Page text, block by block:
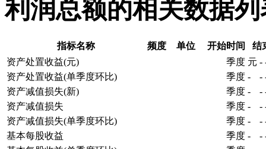
利润总额的相关数据列
指标名称 频度 单位 开始时间
结
资产处置收益(元)
季度 元 -
资产处置收益(单季度环比)
季度 - -
资产减值损失(新)
季度 - -
资产减值损失
季度 - -
资产减值损失(单季度环比)
季度 - -
基本每股收益
季度 - -